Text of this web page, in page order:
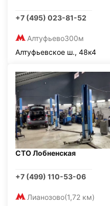
+7 (495) 023-81-52
Алтуфьево300м
Алтуфьевское ш., 48к4
СТО Лобненская
+7 (499) 110-53-06
Лианозово(1,72 км)